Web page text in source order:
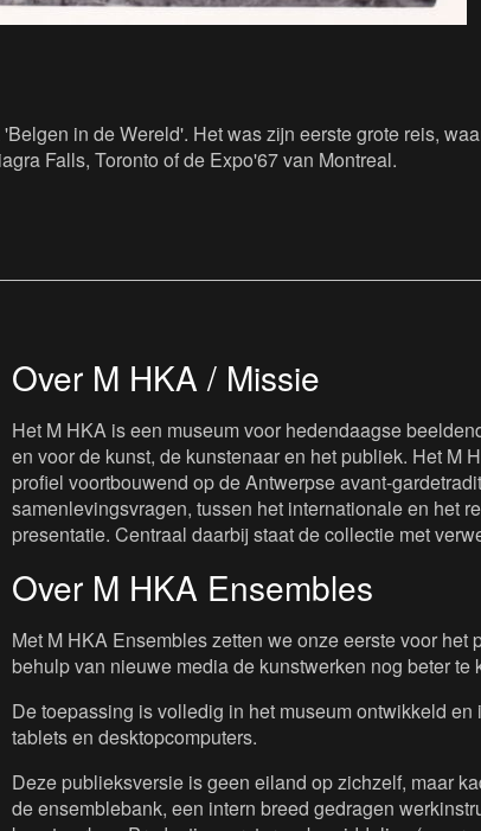
in de Wereld'. Het was zijn eerste grote reis,
Falls, Toronto of de Expo'67 van Montreal.
Over M HKA / Missie
Het M HKA is een museum voor hedendaagse
en voor de kunst, de kunstenaar en het publiek. Het M
profiel voortbouwend op de Antwerpse avant-
samenlevingsvragen, tussen het internationale en het
presentatie. Centraal daarbij staat de collectie met
Over M HKA Ensembles
Met M HKA Ensembles zetten we onze eerste voor
behulp van nieuwe media de kunstwerken nog beter
De toepassing is volledig in het museum ontwikkeld
tablets en desktopcomputers.
Deze publieksversie is geen eiland op zichzelf, maar
de ensemblebank, een intern breed gedragen